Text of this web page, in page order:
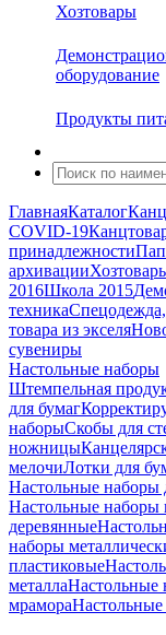
Хозтовары
оборудование
Продукты
ГлавнаяКаталог
COVID-19
принадлежности
архивации
2016Школа 2015
техника
товара из экселя
сувениры
Настольные наборы
Штемпельная
для бумаг
наборыСкобы для
ножницы
мелочиЛотки для
Настольные наборы
Настольные наборы
деревянные
наборы
пластиковые
металлаНастольные
мрамора